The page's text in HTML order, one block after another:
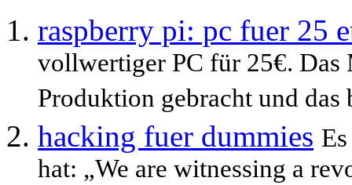
raspberry pi: pc fuer 25
vollwertiger PC für 25€.
Produktion gebracht und das
hacking fuer dummies
hat: „We are witnessing a